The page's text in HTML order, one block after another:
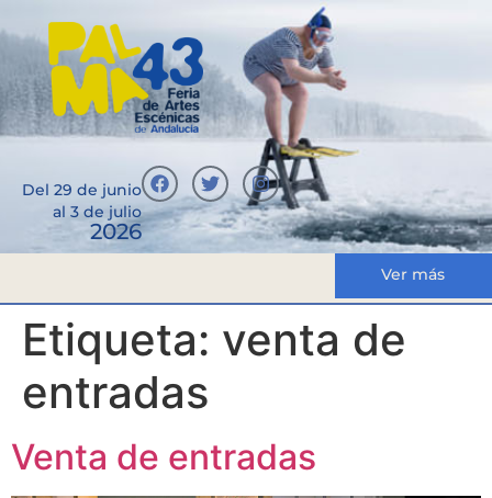
Del 29 de junio
al 3 de julio
2026
Ver más
Etiqueta: venta de
entradas
Venta de entradas